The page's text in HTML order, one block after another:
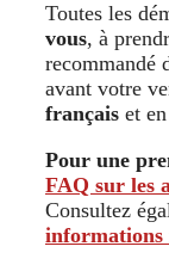
Toutes les
vous, à
recommandé
avant votre
français et en
Pour une
FAQ sur les
Consultez
informations